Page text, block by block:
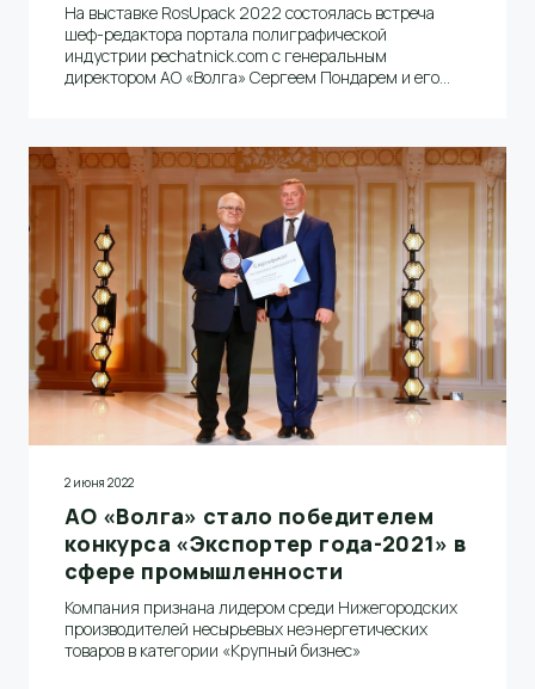
На выставке RosUpack 2022 состоялась встреча
шеф-редактора портала полиграфической
индустрии pechatnick.com с генеральным
директором АО «Волга» Сергеем Пондарем и его
2 июня 2022
АО «Волга» стало победителем
конкурса «Экспортер года-2021» в
сфере промышленности
Компания признана лидером среди Нижегородских
производителей несырьевых неэнергетических
товаров в категории «Крупный бизнес»